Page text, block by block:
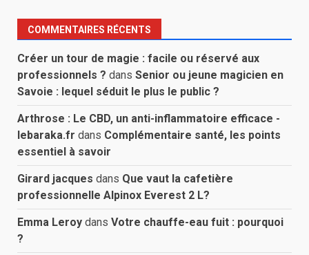
COMMENTAIRES RÉCENTS
Créer un tour de magie : facile ou réservé aux
professionnels ? dans Senior ou jeune magicien en
Savoie : lequel séduit le plus le public ?
Arthrose : Le CBD, un anti-inflammatoire efficace -
lebaraka.fr dans Complémentaire santé, les points
essentiel à savoir
Girard jacques dans Que vaut la cafetière
professionnelle Alpinox Everest 2 L?
Emma Leroy dans Votre chauffe-eau fuit : pourquoi
?